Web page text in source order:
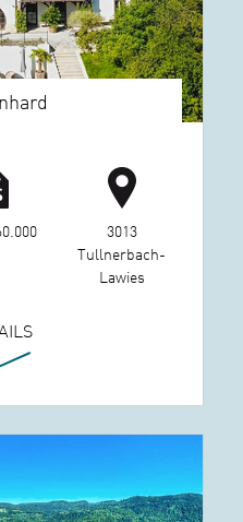
3013
Tullnerbach-
Lawies